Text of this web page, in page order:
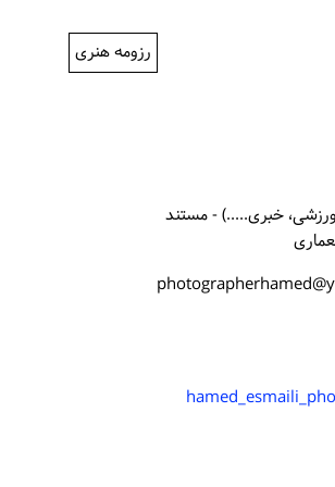
رزومه هنری
خبری.....) - مستند